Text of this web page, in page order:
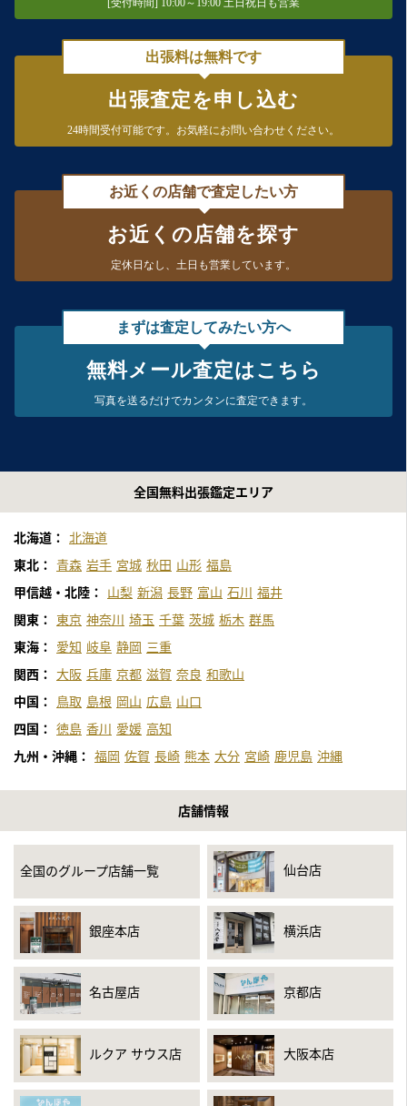
[受付時間] 10:00～19:00 土日祝日も営業
出張料は無料です
出張査定を申し込む
24時間受付可能です。 お気軽にお問い合わせください。
お近くの店舗で査定したい方
お近くの店舗を探す
定休日なし、 土日も営業しています。
まずは査定してみたい方へ
無料メール査定はこちら
写真を送るだけでカンタンに査定できます。
全国無料出張鑑定エリア
北海道： 北海道
東北： 青森 岩手 宮城 秋田 山形 福島
甲信越・北陸：
山梨 新潟 長野 富山 石川 福井
関東：
東京 神奈川 埼玉 千葉 茨城 栃木 群馬
東海：
愛知 岐阜 静岡 三重
関西： 大阪 兵庫 京都 滋賀 奈良 和歌山
中国：
鳥取 島根 岡山 広島 山口
四国： 徳島 香川 愛媛 高知
九州・沖縄： 福岡 佐賀 長崎 熊本 大分 宮崎 鹿児島 沖縄
店舗情報
全国のグループ店舗一覧 仙台店
銀座本店 横浜店
名古屋店 京都店
ルクア サウス店 大阪本店